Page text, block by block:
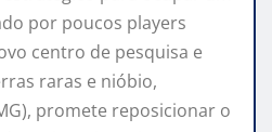
por poucos players
centro de pesquisa e
raras e nióbio,
promete reposicionar o